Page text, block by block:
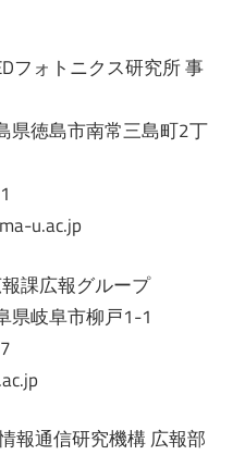
フォトニクス研究所 事
県徳島市南常三島町2丁
u.ac.jp
課広報グループ
県岐阜市柳戸1-1
報通信研究機構 広報部